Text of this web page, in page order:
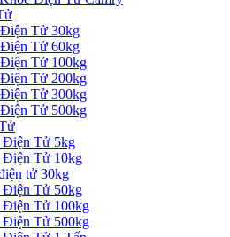
Tử 30kg
Tử 60kg
Tử 100kg
Tử 200kg
Tử 300kg
Tử 500kg
Điện Tử 5kg
Điện Tử 10kg
tử 30kg
Điện Tử 50kg
Điện Tử 100kg
Điện Tử 500kg